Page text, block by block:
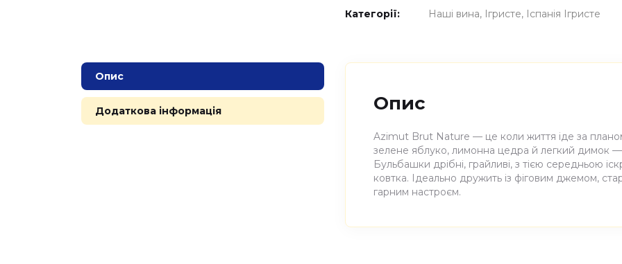
Категорії:
Наші вина Ігристе Іспанія Ігристе
Опис
Додаткова інформація Опис
Azimut Brut Nature — це коли життя іде за
зелене яблуко, лимонна цедра й легкий димок —
Бульбашки дрібні, грайливі, з тією середньою
ковтка. Ідеально дружить із фіговим джемом,
гарним настроєм.